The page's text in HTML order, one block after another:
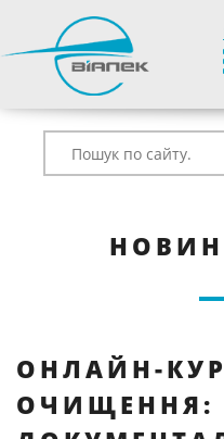
ОНЛАЙН-
ОЧИЩЕННЯ: